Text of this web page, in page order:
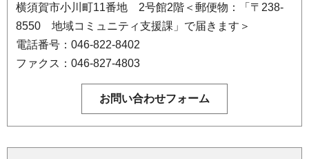
横須賀市小川町11番地 2号館2階＜郵便物：「〒238-
8550 地域コミュニティ支援課」で届きます＞
電話番号：046-822-8402
ファクス：046-827-4803